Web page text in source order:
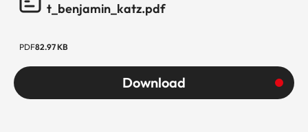
t_benjamin_katz.pdf
PDF82.97 KB
Download